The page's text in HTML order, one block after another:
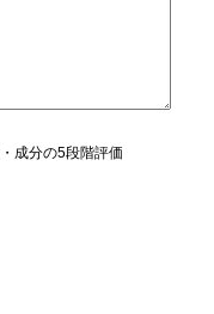
成分の5段階評価